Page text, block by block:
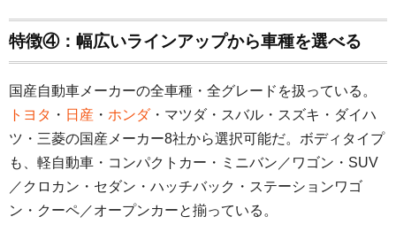
特徴④：幅広いラインアップから車種を選べる
国産自動車メーカーの全車種・全グレードを扱っている。
トヨタ ・ 日産 ・ ホンダ・マツダ・スバル・スズキ・ダイハ
ツ・三菱の国産メーカー8社から選択可能だ。ボディタイプ
も、軽自動車・コンパクトカー・ミニバン／ワゴン・SUV
／クロカン・セダン・ハッチバック・ステーションワゴ
ン・クーペ／オープンカーと揃っている。